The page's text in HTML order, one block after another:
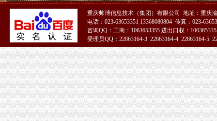
渝中局一般纳税人怎么交税解放碑工商所召开工商服务座谈会
南川局“五加”一般纳税人怎么交税着力实施商标战略
垫江县消委突出四抓加“一会两站”一般纳税人怎么交税建设
万盛局一般纳税人公司条件开展食品安全宣活动成效明显
渝中局一般纳税人注册流程加儿童食品用品专项整
市一般纳税人公司条件局迅速出击全面彻查丙二醇
大足局三大举措加对蚕茧收购市场的一般纳税人注册流程监管
北碚局积行动保护“伊利”一般纳税人怎么交税注册商标专用权
丰都局启动“百日查无”一般纳税人公司条件专项行动
永川局开展校园周边环境检查迎“六一”代办一般纳税人
巴南局三个突出整少年儿童用品市一般纳税人认定标准场
重庆帅博信息技术（集团）有限公司 地址：重庆
电话：023-63653351 13368080804 传真：023-
咨询QQ：工商：1063653355 进出口权：
受理员QQ：22863164-3 22863164-4 22863164-5